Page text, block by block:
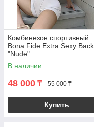
Комбинезон спортивный
Bona Fide Extra Sexy Back
"Nude"
В наличии
48 000 ₸ 55 000 ₸
Купить